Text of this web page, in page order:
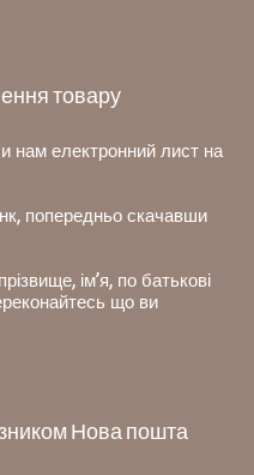
товару
нам електронний лист на
попередньо скачавши
ім’я, по батькові
що ви
Нова пошта